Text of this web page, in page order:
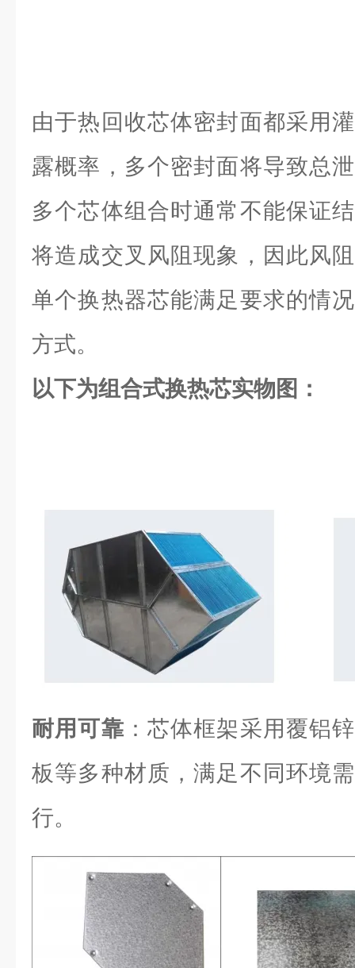
由于热回收芯体密封面都采用
露概率，多个密封面将导致总
多个芯体组合时通常不能保证
将造成交叉风阻现象，因此风
单个换热器芯能满足要求的情
方式。
以下为组合式换热芯实物图：
耐用可靠 ：芯体框架采用覆铝
板等多种材质，满足不同环境
行。